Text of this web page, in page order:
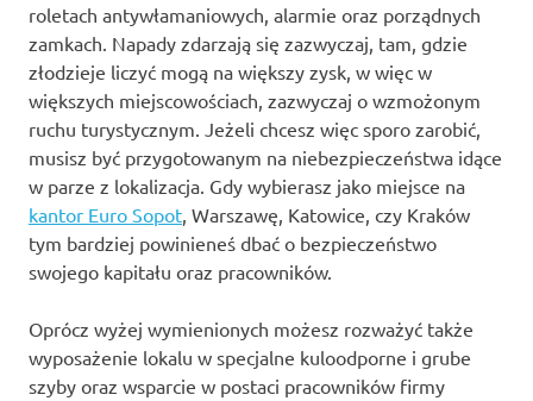
roletach antywłamaniowych, alarmie oraz porządnych
zamkach. Napady zdarzają się zazwyczaj, tam, gdzie
złodzieje liczyć mogą na większy zysk, w więc w
większych miejscowościach, zazwyczaj o wzmożonym
ruchu turystycznym. Jeżeli chcesz więc sporo zarobić,
musisz być przygotowanym na niebezpieczeństwa idące
w parze z lokalizacja. Gdy wybierasz jako miejsce na
kantor Euro Sopot, Warszawę, Katowice, czy Kraków
tym bardziej powinieneś dbać o bezpieczeństwo
swojego kapitału oraz pracowników.
Oprócz wyżej wymienionych możesz rozważyć także
wyposażenie lokalu w specjalne kuloodporne i grube
szyby oraz wsparcie w postaci pracowników firmy